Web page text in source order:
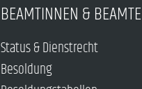
BEAMTINNEN & BEAMTE
Status & Dienstrecht
Besoldung